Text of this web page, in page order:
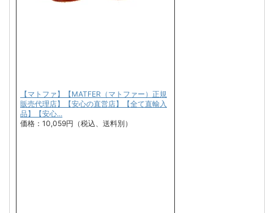
【マトファ】【MATFER（マトファー）正規
販売代理店】【安心の直営店】【全て直輸入
品】【安心...
価格：10,059円（税込、送料別）